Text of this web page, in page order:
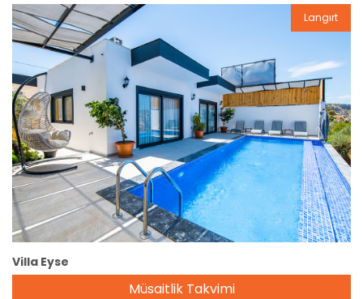
Rezervasyon
Langırt
Villa Eyse
Müsaitlik Takvimi